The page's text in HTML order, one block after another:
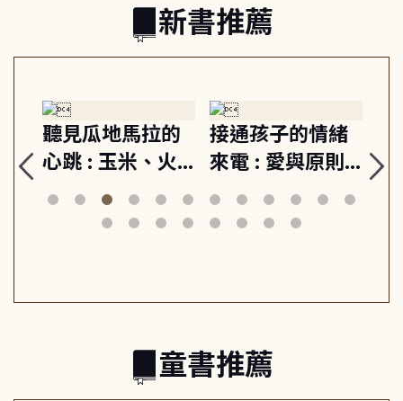
新書推薦
聽見瓜地馬拉的
心跳 : 玉米、火
山與信仰, 外交官
筆下的現代馬雅
接通孩子的情緒
來電 : 愛與原則,
建立教養的安定
節奏 22個行動練
關
童書推薦